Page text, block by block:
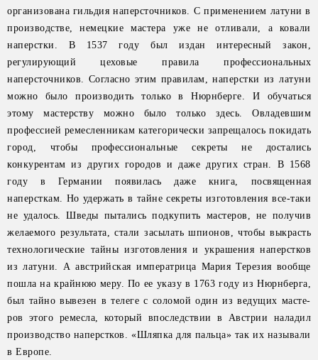
организована гильдия наперсточников. С применением латуни в
производстве, немецкие мастера уже не отливали, а ковали
наперстки. В 1537 году был издан интересный закон,
регулирующий цеховые правила профессиональных
наперсточников. Согласно этим правилам, наперстки из латуни
можно было производить только в Нюрнберге. И обучаться
этому мастерству можно было только здесь. Овладевшим
профессией ремесленникам категорически запрещалось покидать
город, чтобы профессиональные секреты не достались
конкурентам из других городов и даже других стран. В 1568
году в Германии появилась даже книга, посвященная
наперсткам. Но удержать в тайне секреты изготовления все-таки
не удалось. Шведы пытались подкупить мастеров, не получив
желаемого результата, стали засылать шпионов, чтобы выкрасть
технологические тайны изготовления и украшения наперстков
из латуни. А австрийская императрица Мария Терезия вообще
пошла на крайнюю меру. По ее указу в 1763 году из Нюрнберга,
был тайно вывезен в телеге с соломой один из ведущих масте-
ров этого ремесла, который впоследствии в Австрии наладил
производство наперстков. «Шляпка для пальца» так их называли
в Европе.